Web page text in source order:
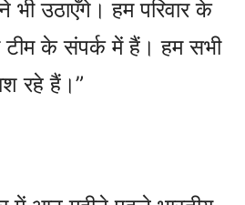
भी उठाएँगे। हम परिवार के
के संपर्क में हैं। हम सभी
रहे हैं।”